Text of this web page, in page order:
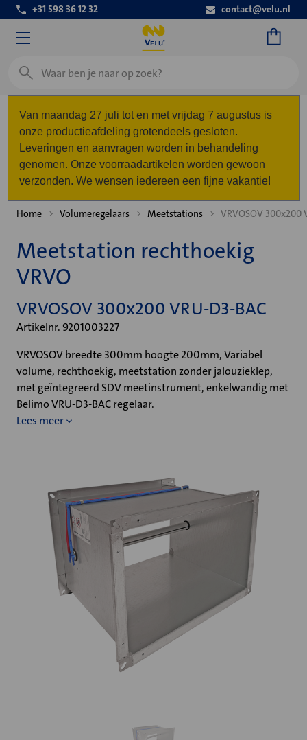
+31 598 36 12 32 contact@velu.nl
Zoeken
Van maandag 27 juli tot en met vrijdag 7 augustus is
onze productieafdeling grotendeels gesloten.
Leveringen en aanvragen worden in behandeling
genomen. Onze voorraadartikelen worden gewoon
verzonden. We wensen iedereen een fijne vakantie!
Home Volumeregelaars Meetstations VRVOSOV 300x200
Meetstation rechthoekig
VRVO
VRVOSOV 300x200 VRU-D3-BAC
Artikelnr. 9201003227
VRVOSOV breedte 300mm hoogte 200mm, Variabel
volume, rechthoekig, meetstation zonder jalouzieklep,
met geïntegreerd SDV meetinstrument, enkelwandig met
Belimo VRU-D3-BAC regelaar.
Lees meer